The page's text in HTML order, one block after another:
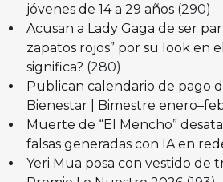
jóvenes de 14 a 29 años (290)
Acusan a Lady Gaga de ser
zapatos rojos” por su look en
significa? (280)
Publican calendario de pago
Bienestar | Bimestre
Muerte de “El Mencho”
falsas generadas con IA en
Yeri Mua posa con vestido de